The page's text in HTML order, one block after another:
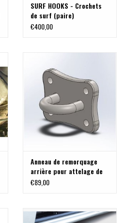
SURF HOOKS - Crochets
de surf (paire)
€400,00
Anneau de remorquage
arrière pour attelage de
remorque universel 83x56
€89,00